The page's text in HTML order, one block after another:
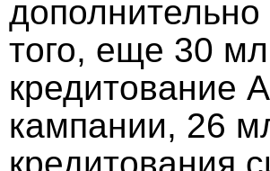
того, еще 30
кредитование
кампании, 26